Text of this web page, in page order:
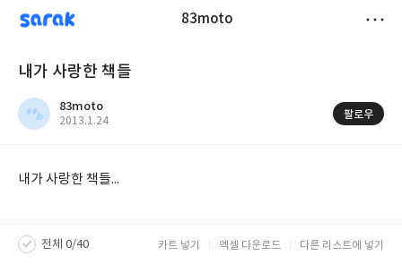
sarak 83moto
내가 사랑한 책들
83moto
작
2013.1.24
팔로우
내가 사랑한 책들...
전체 0/40 카트 넣기 엑셀 다운로드 다른 리스트에 넣기